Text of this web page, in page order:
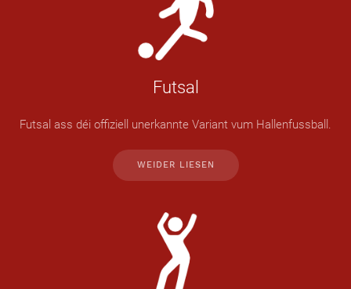
Futsal
Futsal ass déi offiziell unerkannte Variant vum Hallenfussball.
WEIDER LIESEN